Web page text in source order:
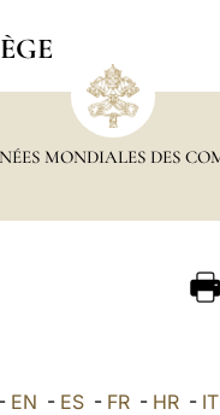
MONDIALES DES
- EN - ES- FR- HR- IT